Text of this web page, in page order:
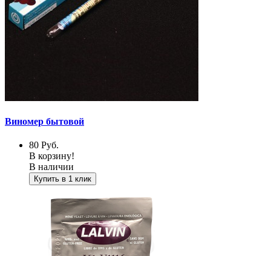
Виномер бытовой
80 Руб.
В корзину!
В наличии
Купить в 1 клик